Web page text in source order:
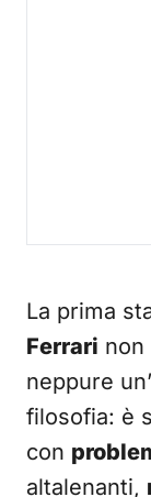
La prima
Ferrari non
neppure
filosofia: è
con
altalenanti,